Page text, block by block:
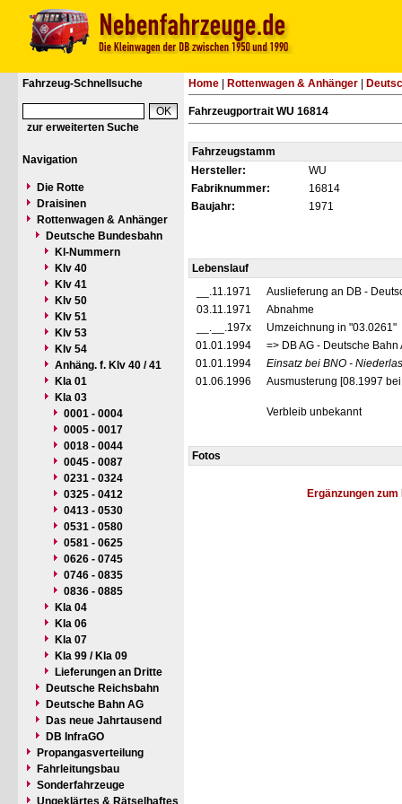
Fahrzeug-Schnellsuche
zur erweiterten Suche
Navigation
Die Rotte
Draisinen
Rottenwagen & Anhänger
Deutsche Bundesbahn
Kl-Nummern
Klv 40
Klv 41
Klv 50
Klv 51
Klv 53
Klv 54
Anhäng. f. Klv 40 / 41
Kla 01
Kla 03
0001 - 0004
0005 - 0017
0018 - 0044
0045 - 0087
0231 - 0324
0325 - 0412
0413 - 0530
0531 - 0580
0581 - 0625
0626 - 0745
0746 - 0835
0836 - 0885
Kla 04
Kla 06
Kla 07
Kla 99 / Kla 09
Lieferungen an Dritte
Deutsche Reichsbahn
Deutsche Bahn AG
Das neue Jahrtausend
DB InfraGO
Propangasverteilung
Fahrleitungsbau
Sonderfahrzeuge
Ungeklärtes & Rätselhaftes
Home Rottenwagen & Anhänger
Fahrzeugportrait WU 16814
Fahrzeugstamm
Hersteller:
WU
Fabriknummer:
16814
Baujahr:
1971
Lebenslauf
__.11.1971
Auslieferung an DB -
03.11.1971
Abnahme
__.__.197x
Umzeichnung in "03.0261"
01.01.1994
=> DB AG - Deutsche
01.01.1994
Einsatz bei BNO -
01.06.1996
Ausmusterung [08.1997
Verbleib unbekannt
Fotos
Ergänzungen